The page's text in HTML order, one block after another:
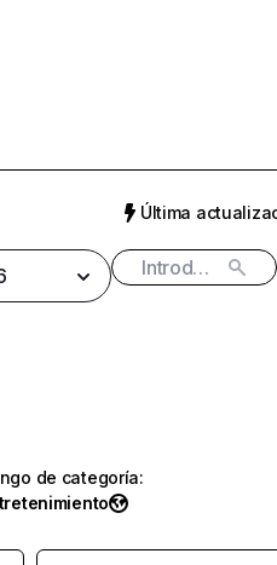
Última
de categoría: